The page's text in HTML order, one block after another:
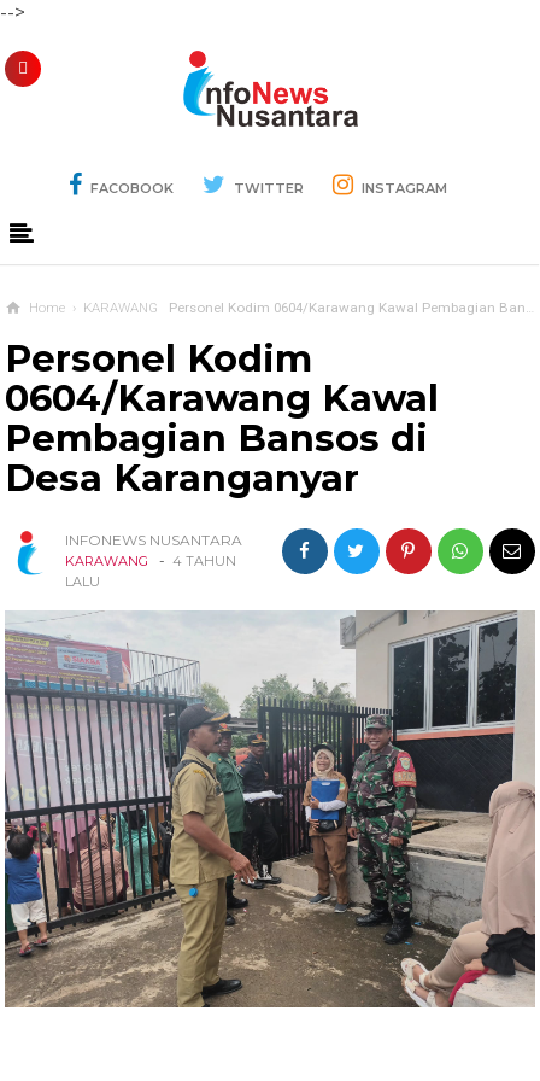
-->
FACOBOOK TWITTER INSTAGRAM
Home › KARAWANG Personel Kodim 0604/Karawang Kawal Pembagian Bansos di Desa Karanganyar
Personel Kodim
0604/Karawang Kawal
Pembagian Bansos di
Desa Karanganyar
INFONEWS NUSANTARA
KARAWANG - 4 TAHUN
LALU